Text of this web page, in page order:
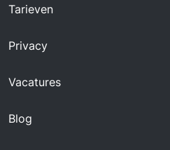
Tarieven
Privacy
Vacatures
Blog